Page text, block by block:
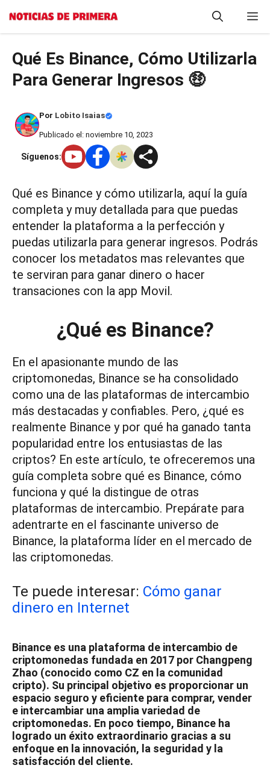
Saltar
Qué Es Binance, Cómo Utilizarla
Para Generar Ingresos 🤑
Por Lobito Isaias
Publicado el: noviembre 10, 2023
Síguenos:
Qué es Binance y cómo utilizarla, aquí la guía
completa y muy detallada para que puedas
entender la plataforma a la perfección y
puedas utilizarla para generar ingresos. Podrás
conocer los metadatos mas relevantes que
te serviran para ganar dinero o hacer
transaciones con la app Movil.
¿Qué es Binance?
En el apasionante mundo de las
criptomonedas, Binance se ha consolidado
como una de las plataformas de intercambio
más destacadas y confiables. Pero, ¿qué es
realmente Binance y por qué ha ganado tanta
popularidad entre los entusiastas de las
criptos? En este artículo, te ofreceremos una
guía completa sobre qué es Binance, cómo
funciona y qué la distingue de otras
plataformas de intercambio. Prepárate para
adentrarte en el fascinante universo de
Binance, la plataforma líder en el mercado de
las criptomonedas.
Te puede interesar: Cómo ganar
dinero en Internet
Binance es una plataforma de intercambio de
criptomonedas fundada en 2017 por Changpeng
Zhao (conocido como CZ en la comunidad
cripto). Su principal objetivo es proporcionar un
espacio seguro y eficiente para comprar, vender
e intercambiar una amplia variedad de
criptomonedas. En poco tiempo, Binance ha
logrado un éxito extraordinario gracias a su
enfoque en la innovación, la seguridad y la
satisfacción del cliente.